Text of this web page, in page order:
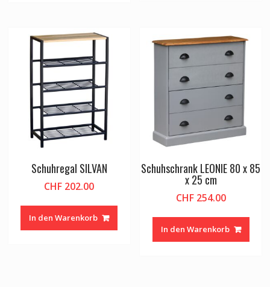
Schuhregal SILVAN
CHF 202.00
In den Warenkorb
Schuhschrank LEONIE 80 x 85
x 25 cm
CHF254.00
In den Warenkorb